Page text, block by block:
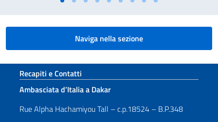
Naviga nella sezione
Sezione footer
Recapiti e Contatti
Ambasciata d’Italia a Dakar
Rue Alpha Hachamiyou Tall – c.p.18524 – B.P.348